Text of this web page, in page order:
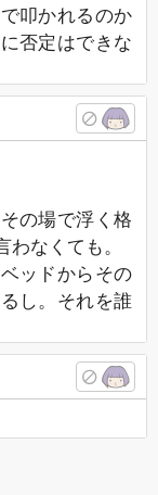
叩かれるのか
否定はできな
の場で浮く格
なくても。
ッドからその
し。それを誰